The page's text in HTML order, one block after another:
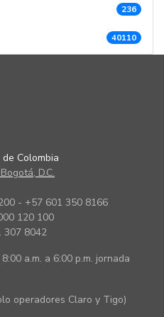
236
40110
Colombia
D.C.
- +57 601 350 8166
120 100
307 8042
a.m. a 6:00 p.m. jornada
operadores Claro y Tigo)